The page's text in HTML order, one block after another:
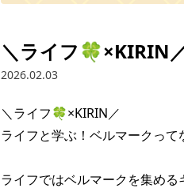
＼ライフ🍀×KIRIN
2026.02.03
＼ライフ🍀×KIRIN／
ライフと学ぶ！ベルマークって
ライフではベルマークを集め